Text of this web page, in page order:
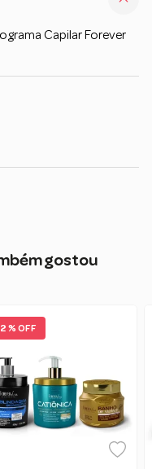
Capilar Forever
gostou
% OFF